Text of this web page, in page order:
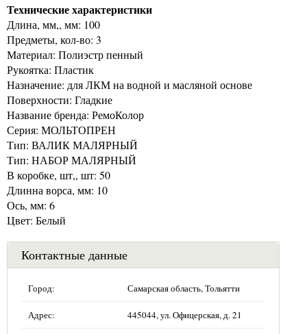
Технические характеристики
Длина, мм,, мм: 100
Предметы, кол-во: 3
Материал: Полиэстр пенный
Рукоятка: Пластик
Назначение: для ЛКМ на водной и масляной основе
Поверхности: Гладкие
Название бренда: РемоКолор
Серия: МОЛЬТОПРЕН
Тип: ВАЛИК МАЛЯРНЫЙ
Тип: НАБОР МАЛЯРНЫЙ
В коробке, шт,, шт: 50
Длинна ворса, мм: 10
Ось, мм: 6
Цвет: Белый
Контактные данные
Город: Самарская область, Тольятти
Адрес: 445044, ул. Офицерская, д. 21